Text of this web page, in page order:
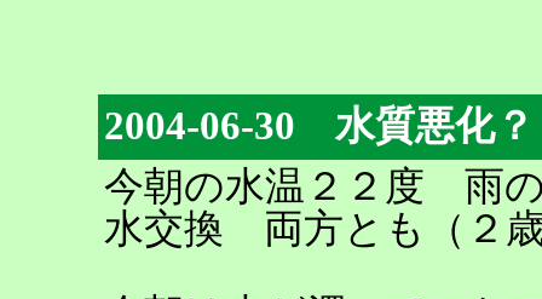
2004-06-30 水質悪化？
今朝の水温２２度 雨
水交換 両方とも（２